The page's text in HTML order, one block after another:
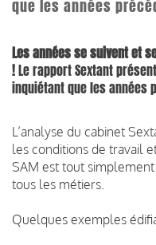
que les années
Les années se suivent et
!Le rapport Sextant
inquiétant que les années
L’analyse du cabinet
les conditions de travail
SAM est tout
tous les métiers.
Quelques exemples